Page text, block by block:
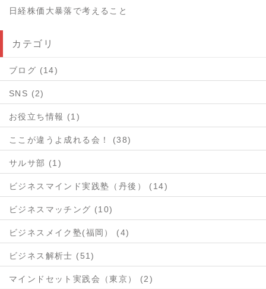
日経株価大暴落で考えること
カテゴリ
ブログ (14)
SNS (2)
お役立ち情報 (1)
ここが違うよ成れる会！ (38)
サルサ部 (1)
ビジネスマインド実践塾（丹後） (14)
ビジネスマッチング (10)
ビジネスメイク塾(福岡） (4)
ビジネス解析士 (51)
マインドセット実践会（東京） (2)